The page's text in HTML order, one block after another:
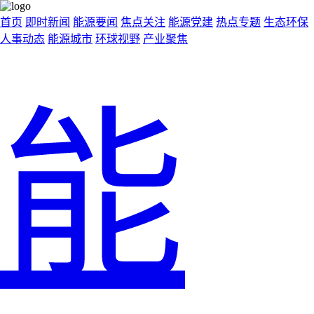
首页 即时新闻 能源要闻 焦点关注 能源党建 热点专题 生态环保
人事动态 能源城市 环球视野 产业聚焦
能